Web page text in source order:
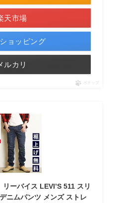
天市場
ョッピング
ルカリ
ポチップ
リーバイス LEVI’S 511 スリ
ニムパンツ メンズ ストレ